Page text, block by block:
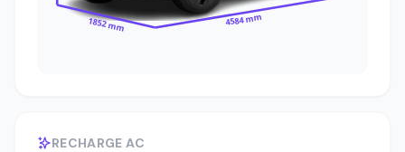
1852 mm 4584 mm
RECHARGE AC